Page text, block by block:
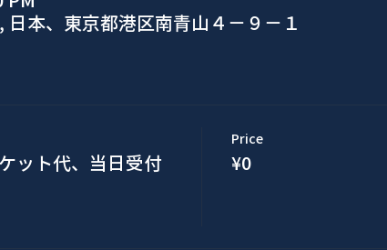
日本、東京都港区南青山４−９−１
ット代、当日受付
Price
¥0